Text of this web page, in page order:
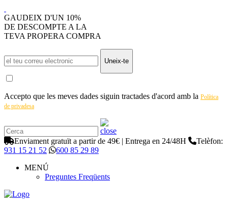
GAUDEIX D'UN 10%
DE DESCOMPTE A LA
TEVA PROPERA COMPRA
Uneix-te
Accepto que les meves dades siguin tractades d'acord amb la Política
de privadesa
Enviament gratuït a partir de 49€ | Entrega en 24/48H
Telèfon:
931 15 21 52
600 85 29 89
MENÚ
Preguntes Freqüents